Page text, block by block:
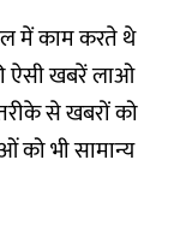
में काम करते थे
ऐसी खबरें लाओ
से खबरों को
को भी सामान्य